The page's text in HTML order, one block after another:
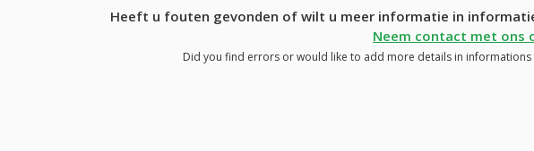
Heeft u fouten gevonden of wilt u meer informatie in informatie
Neem contact met ons
Did you find errors or would like to add more details in informations